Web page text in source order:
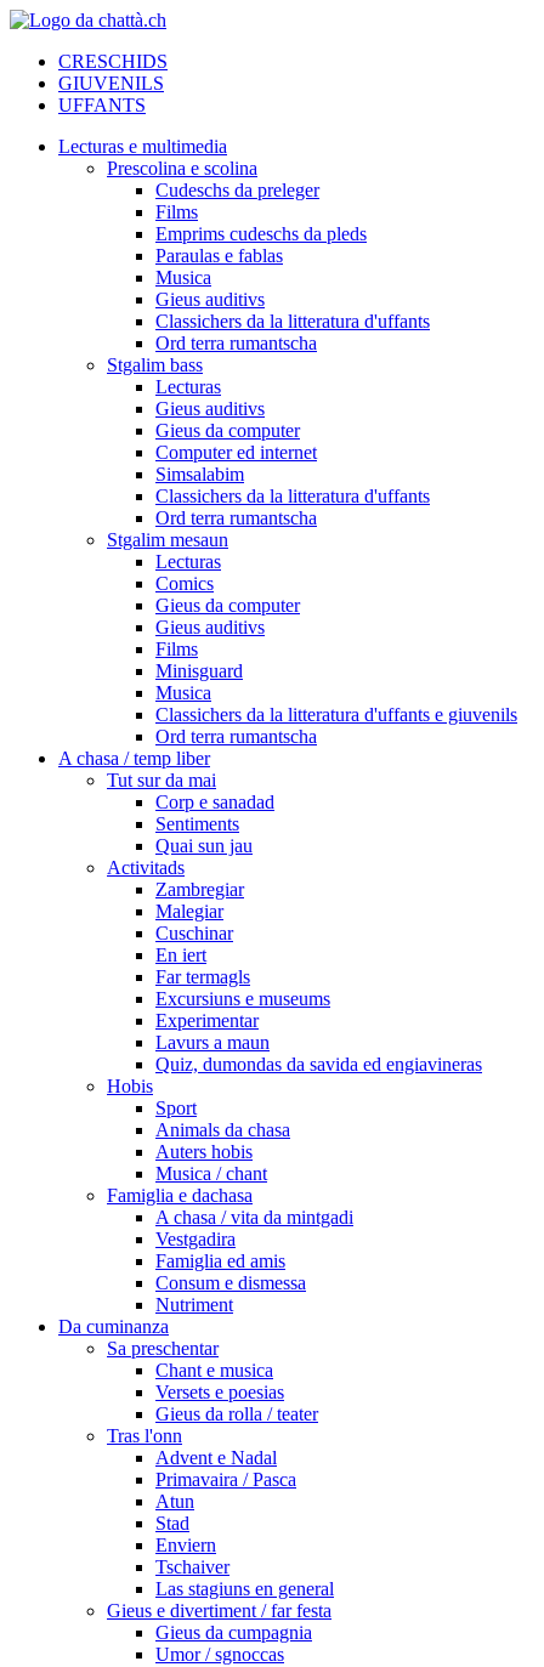
CRESCHIDS
GIUVENILS
UFFANTS
Lecturas e multimedia
Prescolina e scolina
Cudeschs da preleger
Films
Emprims cudeschs da pleds
Paraulas e fablas
Musica
Gieus auditivs
Classichers da la litteratura d'uffants
Ord terra rumantscha
Stgalim bass
Lecturas
Gieus auditivs
Gieus da computer
Computer ed internet
Simsalabim
Classichers da la litteratura d'uffants
Ord terra rumantscha
Stgalim mesaun
Lecturas
Comics
Gieus da computer
Gieus auditivs
Films
Minisguard
Musica
Classichers da la litteratura d'uffants e giuvenils
Ord terra rumantscha
A chasa / temp liber
Tut sur da mai
Corp e sanadad
Sentiments
Quai sun jau
Activitads
Zambregiar
Malegiar
Cuschinar
En iert
Far termagls
Excursiuns e museums
Experimentar
Lavurs a maun
Quiz, dumondas da savida ed engiavineras
Hobis
Sport
Animals da chasa
Auters hobis
Musica / chant
Famiglia e dachasa
A chasa / vita da mintgadi
Vestgadira
Famiglia ed amis
Consum e dismessa
Nutriment
Da cuminanza
Sa preschentar
Chant e musica
Versets e poesias
Gieus da rolla / teater
Tras l'onn
Advent e Nadal
Primavaira / Pasca
Atun
Stad
Enviern
Tschaiver
Las stagiuns en general
Gieus e divertiment / far festa
Gieus da cumpagnia
Umor / sgnoccas